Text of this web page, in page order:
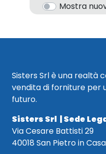
Mostra
Sisters Srl è una realtà
vendita di forniture per
futuro.
Sisters Srl | Sede
Via Cesare Battisti 29
40018 San Pietro in